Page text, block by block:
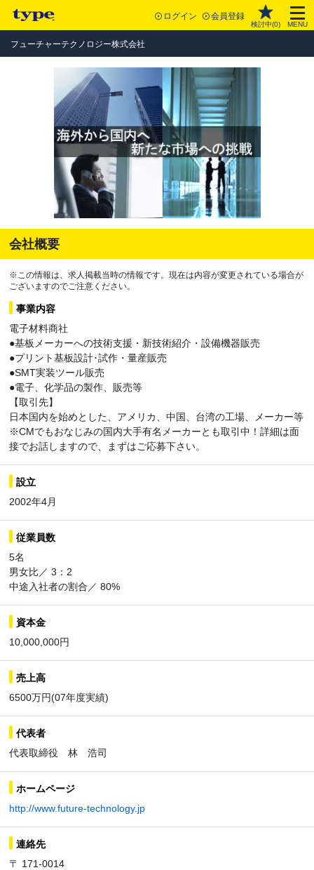
ログイン 会員登録
検討中(0) MENU
フューチャーテクノロジー株式会社
会社概要
※この情報は、求人掲載当時の情報です。現在は内容が変更されている場合が
ございますのでご注意ください。
事業内容
電子材料商社
●基板メーカーへの技術支援・新技術紹介・設備機器販売
●プリント基板設計･試作・量産販売
●SMT実装ツール販売
●電子、化学品の製作、販売等
【取引先】
日本国内を始めとした、アメリカ、中国、台湾の工場、メーカー等
※CMでもおなじみの国内大手有名メーカーとも取引中！詳細は面
接でお話しますので、まずはご応募下さい。
設立
2002年4月
従業員数
5名
男女比／ 3：2
中途入社者の割合／ 80%
資本金
10,000,000円
売上高
6500万円(07年度実績)
代表者
代表取締役 林 浩司
ホームページ
http://www.future-technology.jp
連絡先
〒 171-0014